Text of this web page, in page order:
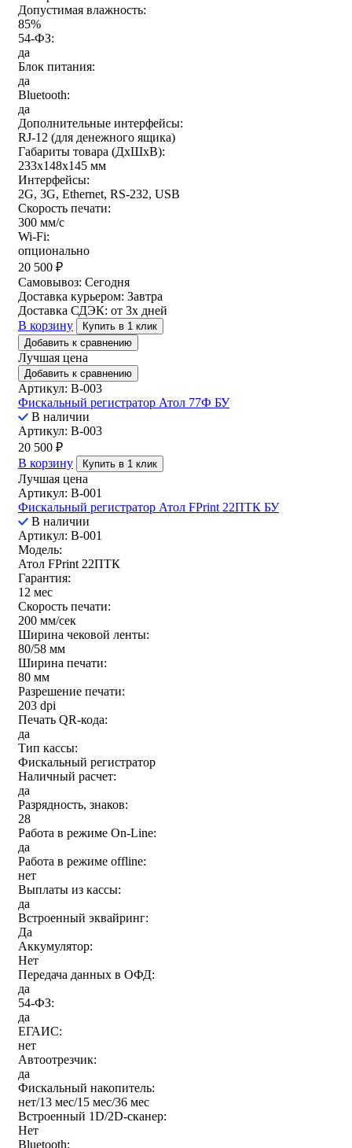
Допустимая влажность:
85%
54-ФЗ:
да
Блок питания:
да
Bluetooth:
да
Дополнительные интерфейсы:
RJ-12 (для денежного ящика)
Габариты товара (ДxШxВ):
233х148х145 мм
Интерфейсы:
2G, 3G, Ethernet, RS-232, USB
Скорость печати:
300 мм/с
Wi-Fi:
опционально
20 500 ₽
Самовывоз: Сегодня
Доставка курьером: Завтра
Доставка СДЭК: от 3х дней
В корзину
Купить в 1 клик
Добавить к сравнению
Лучшая цена
Добавить к сравнению
Артикул: B-003
Фискальный регистратор Атол 77Ф БУ
В наличии
Артикул: B-003
20 500 ₽
В корзину
Купить в 1 клик
Лучшая цена
Артикул: B-001
Фискальный регистратор Атол FPrint 22ПТК БУ
В наличии
Артикул: B-001
Модель:
Атол FPrint 22ПТК
Гарантия:
12 мес
Скорость печати:
200 мм/сек
Ширина чековой ленты:
80/58 мм
Ширина печати:
80 мм
Разрешение печати:
203 dpi
Печать QR-кода:
да
Тип кассы:
Фискальный регистратор
Наличный расчет:
да
Разрядность, знаков:
28
Работа в режиме On-Line:
да
Работа в режиме offline:
нет
Выплаты из кассы:
да
Встроенный эквайринг:
Да
Аккумулятор:
Нет
Передача данных в ОФД:
да
54-ФЗ:
да
ЕГАИС:
нет
Автоотрезчик:
да
Фискальный накопитель:
нет/13 мес/15 мес/36 мес
Встроенный 1D/2D-сканер:
Нет
Bluetooth: